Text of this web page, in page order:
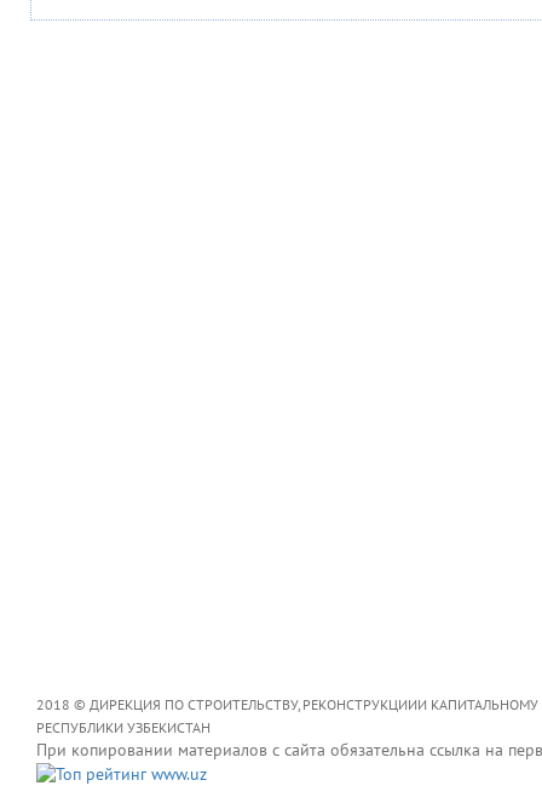
2018 © ДИРЕКЦИЯ ПО СТРОИТЕЛЬСТВУ, РЕКОНСТРУКЦИИИ
РЕСПУБЛИКИ УЗБЕКИСТАН
При копировании материалов с сайта обязательна ссылка на